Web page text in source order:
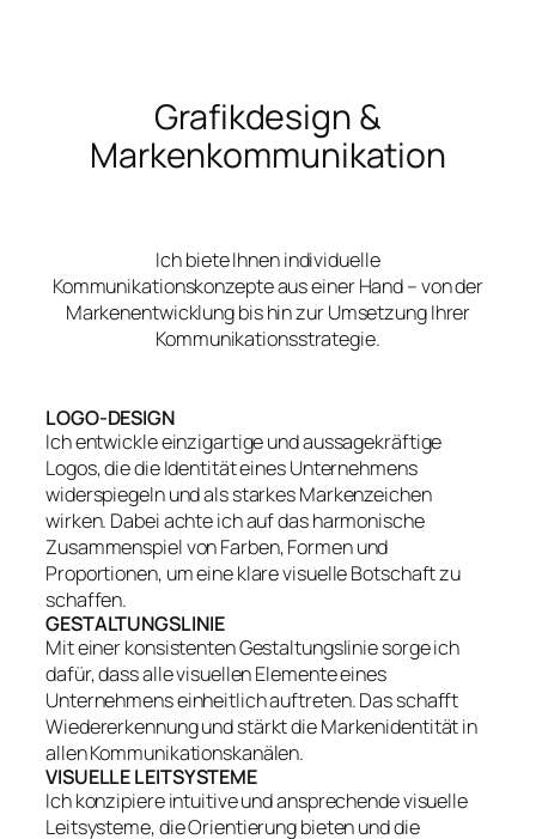
Grafikdesign &
Markenkommunikation
Ich biete Ihnen individuelle
Kommunikationskonzepte aus einer Hand – von der
Markenentwicklung bis hin zur Umsetzung Ihrer
Kommunikationsstrategie.
LOGO-DESIGN
Ich entwickle einzigartige und aussagekräftige
Logos, die die Identität eines Unternehmens
widerspiegeln und als starkes Markenzeichen
wirken. Dabei achte ich auf das harmonische
Zusammenspiel von Farben, Formen und
Proportionen, um eine klare visuelle Botschaft zu
schaffen.
GESTALTUNGSLINIE
Mit einer konsistenten Gestaltungslinie sorge ich
dafür, dass alle visuellen Elemente eines
Unternehmens einheitlich auftreten. Das schafft
Wiedererkennung und stärkt die Markenidentität in
allen Kommunikationskanälen.
VISUELLE LEITSYSTEME
Ich konzipiere intuitive und ansprechende visuelle
Leitsysteme, die Orientierung bieten und die